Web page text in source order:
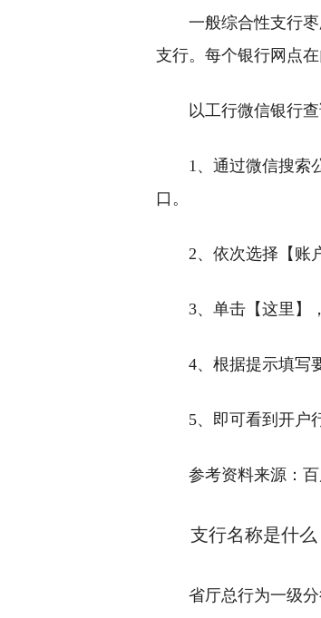
一般综合性支行
支行。每个银行网点
以工行微信银行
1、通过微信搜索
口。
2、依次选择【账
3、单击【这里】
4、根据提示填写
5、即可看到开户
参考资料来源：
支行名称是什么
省厅总行为一级